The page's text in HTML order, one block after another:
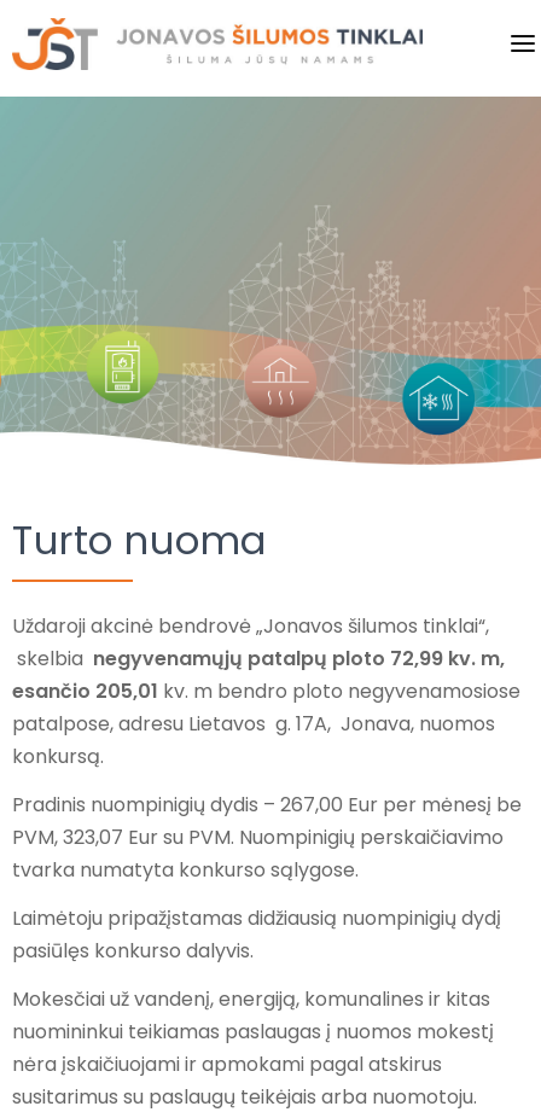
PRADINIS
PASLAUGOS
KAINOS
SAVITARNA
NAUJIENOS
Turto nuoma
Uždaroji akcinė bendrovė „Jonavos šilumos tinklai“,
skelbia negyvenamųjų patalpų ploto 72,99 kv. m,
esančio 205,01 kv. m bendro ploto negyvenamosiose
patalpose, adresu Lietavos g. 17A, Jonava, nuomos
konkursą.
Pradinis nuompinigių dydis – 267,00 Eur per mėnesį be
PVM, 323,07 Eur su PVM. Nuompinigių perskaičiavimo
tvarka numatyta konkurso sąlygose.
Laimėtoju pripažįstamas didžiausią nuompinigių dydį
pasiūlęs konkurso dalyvis.
Mokesčiai už vandenį, energiją, komunalines ir kitas
nuomininkui teikiamas paslaugas į nuomos mokestį
nėra įskaičiuojami ir apmokami pagal atskirus
susitarimus su paslaugų teikėjais arba nuomotoju.